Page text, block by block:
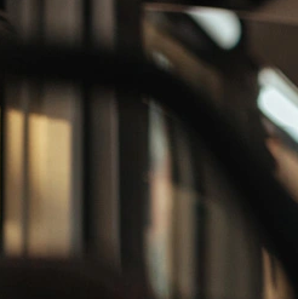
Política de Privacidade